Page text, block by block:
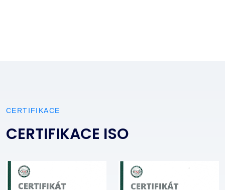
CERTIFIKACE
CERTIFIKACE ISO